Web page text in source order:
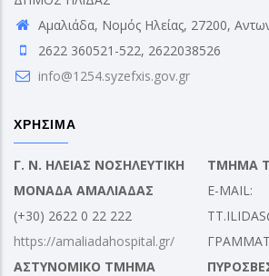
Αμαλιάδα, Νομός Ηλείας, 27200,
2622 360521-522, 2622038526
info@1254.syzefxis.gov.gr
ΧΡΗΣΙΜΑ
Γ. Ν. ΗΛΕΙΑΣ ΝΟΣΗΛΕΥΤΙΚΗ
ΜΟΝΑΔΑ ΑΜΑΛΙΑΔΑΣ
(+30) 2622 0 22 222
https://amaliadahospital.gr/
ΑΣΤΥΝΟΜΙΚΟ ΤΜΗΜΑ
ΤΜΗΜΑ
E-MAIL: